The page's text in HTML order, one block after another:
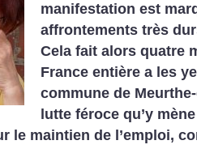
manifestation est
affrontements très
Cela fait alors quatre
France entière a les
commune de
lutte féroce qu’y
le maintien de l’emploi,